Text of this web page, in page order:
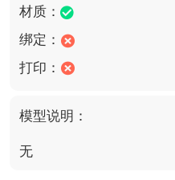
材质：
绑定：
打印：
模型说明：
无